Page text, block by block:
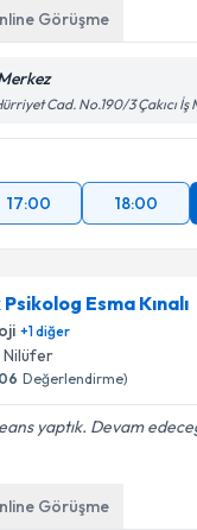
Görüşme
Cad. No.190/3 Çakıcı İş
17:00 18:00
Esma Kınalı
+1diğer
Nilüfer
Değerlendirme)
yaptık. Devam
Görüşme